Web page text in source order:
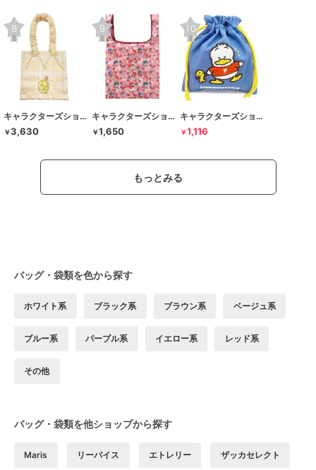
キャラクターズショップ ラフラフ
￥3,630
キャラクターズショップ ラフラフ
￥1,650
キャラクターズショップ ラフラフ
￥1,116
もっとみる
バッグ・袋類を色から探す
ホワイト系 ブラック系 ブラウン系 ベージュ系
ブルー系 パープル系 イエロー系 レッド系
その他
バッグ・袋類を他ショップから探す
Maris リーバイス エトレリー ザッカセレクト